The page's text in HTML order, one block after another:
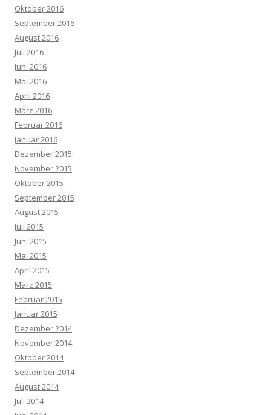
Oktober 2016
September 2016
August 2016
Juli 2016
Juni 2016
Mai 2016
April 2016
März 2016
Februar 2016
Januar 2016
Dezember 2015
November 2015
Oktober 2015
September 2015
August 2015
Juli 2015
Juni 2015
Mai 2015
April 2015
März 2015
Februar 2015
Januar 2015
Dezember 2014
November 2014
Oktober 2014
September 2014
August 2014
Juli 2014